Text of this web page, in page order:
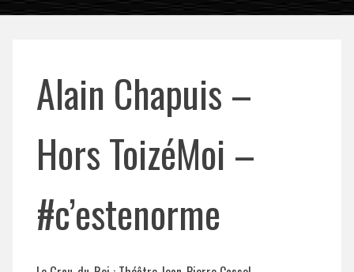
Alain Chapuis –
Hors ToizéMoi –
#c’estenorme